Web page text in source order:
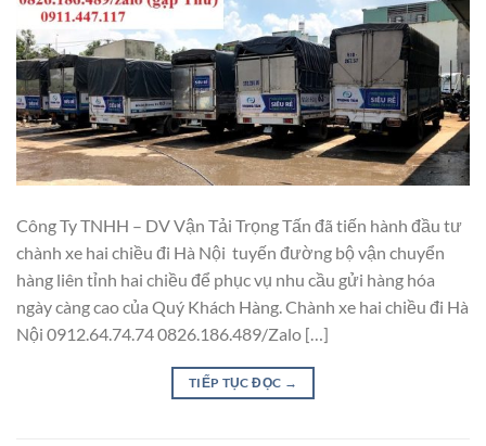
Công Ty TNHH – DV Vận Tải Trọng Tấn đã tiến hành đầu tư
chành xe hai chiều đi Hà Nội tuyến đường bộ vận chuyển
hàng liên tỉnh hai chiều để phục vụ nhu cầu gửi hàng hóa
ngày càng cao của Quý Khách Hàng. Chành xe hai chiều đi Hà
Nội 0912.64.74.74 0826.186.489/Zalo […]
TIẾP TỤC ĐỌC →